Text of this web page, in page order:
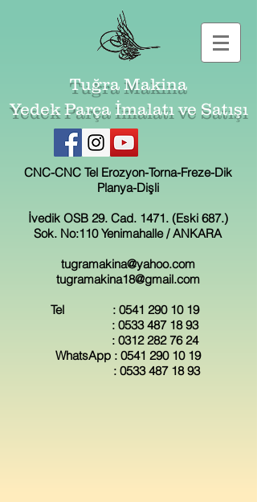
Tuğra Makina
Yedek Parça İmalatı ve Satışı
CNC-CNC Tel Erozyon-Torna-Freze-Dik
Planya-Dişli
İvedik OSB 29. Cad. 1471. (Eski 687.)
Sok. No:110 Yenimahalle / ANKARA
tugramakina@yahoo.com
tugramakina18@gmail.com
Tel : 0541 290 10 19
: 0533 487 18 93
: 0312 282 76 24
WhatsApp : 0541 290 10 19
: 0533 487 18 93